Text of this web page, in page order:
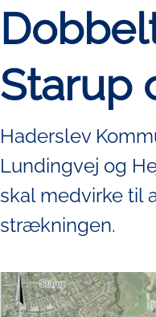
Starup
Haderslev
Lundingvej og
skal medvirke til
strækningen.